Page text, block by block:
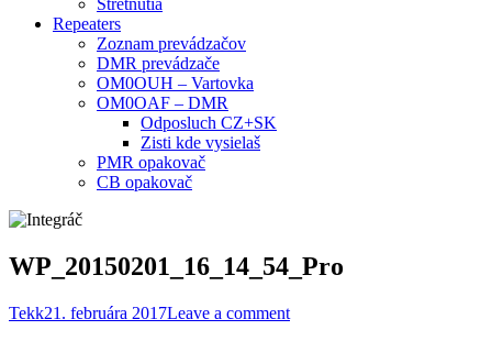
Repeaters
Zoznam prevádzačov
DMR prevádzače
OM0OUH – Vartovka
OM0OAF – DMR
Odposluch CZ+SK
Zisti kde vysielaš
PMR opakovač
CB opakovač
WP_20150201_16_14_54_Pro
Tekk21. februára 2017Leave a comment